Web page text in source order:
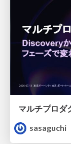
sasaguchi